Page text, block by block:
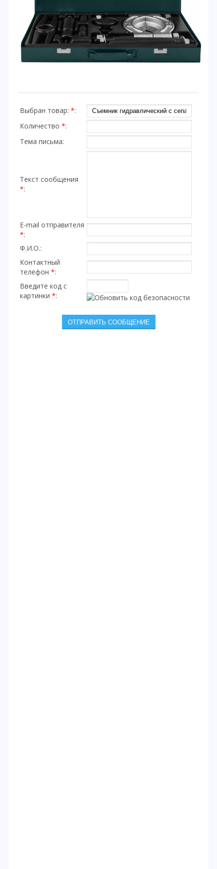
Выбран товар: *:
Количество *:
Тема письма:
Текст сообщения
*:
E-mail отправителя
*:
Ф.И.О.:
Контактный
телефон *:
Введите код с
картинки *: